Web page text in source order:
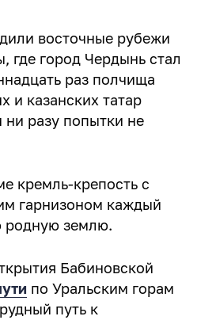
восточные рубежи
где город Чердынь стал
раз полчища
и казанских татар
ни разу попытки не
кремль-крепость с
гарнизоном каждый
родную землю.
Бабиновской
по Уральским горам
путь к